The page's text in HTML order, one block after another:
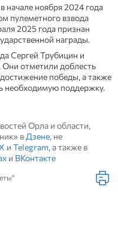
начале ноября 2024 года
пулеметного взвода
2025 года признан
награды.
Сергей Трубицин и
отметили доблесть
победы, а также
необходимую поддержку.
Орла и области,
в Дзене, не
и Telegram, а также в
и ВКонтакте